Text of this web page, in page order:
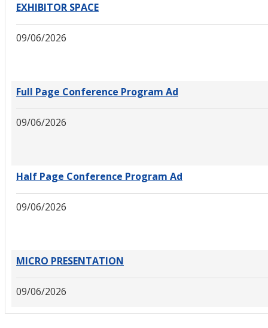
EXHIBITOR SPACE
09/06/2026
Full Page Conference Program Ad
09/06/2026
Half Page Conference Program Ad
09/06/2026
MICRO PRESENTATION
09/06/2026